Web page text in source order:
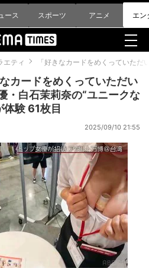
ース スポーツ アニメ エン
エティ 「好きなカードをめくっていた
カードをめくっていただい
・白石茉莉奈の“ユニークな
験 61枚目
2025/09/10 21:55